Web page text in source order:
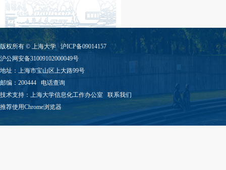
版权所有 ©上海大学
沪ICP备09014157
沪公网安备31009102000049号
地址：上海市宝山区上大路99号
邮编：200444 电话查询
技术支持： 上海大学信息化工作办公室 联系我们
推荐使用Chrome浏览器